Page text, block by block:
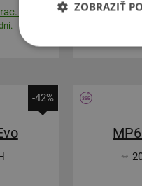
deň SKLADOM
-42%
ZOBRAZIŤ